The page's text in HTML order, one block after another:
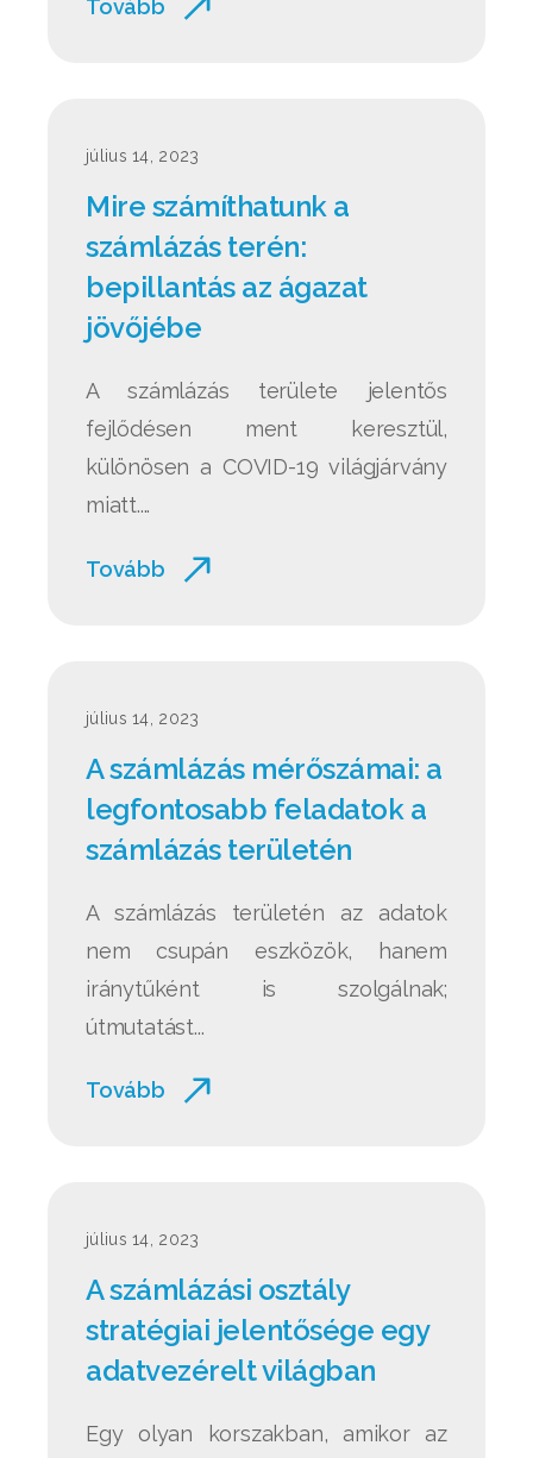
Tovább
július 14, 2023
Mire számíthatunk a
számlázás terén:
bepillantás az ágazat
jövőjébe
A számlázás területe jelentős
fejlődésen ment keresztül,
különösen a COVID-19 világjárvány
miatt....
Tovább
július 14, 2023
A számlázás mérőszámai: a
legfontosabb feladatok a
számlázás területén
A számlázás területén az adatok
nem csupán eszközök, hanem
iránytűként is szolgálnak;
útmutatást...
Tovább
július 14, 2023
A számlázási osztály
stratégiai jelentősége egy
adatvezérelt világban
Egy olyan korszakban, amikor az